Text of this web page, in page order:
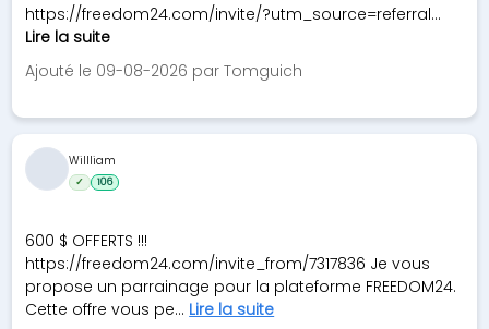
https://freedom24.com/invite/?utm_source=referral...
Lire la suite
Ajouté le 09-08-2026 par Tomguich
600 $ OFFERTS !!!
https://freedom24.com/invite_from/7317836 Je vous
propose un parrainage pour la plateforme FREEDOM24.
Cette offre vous pe... Lire la suite
Willliam
✓ 106